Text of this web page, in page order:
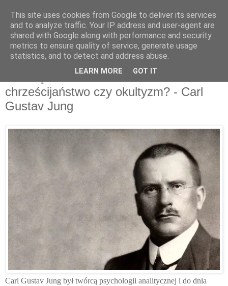
piątek, listopada 21, 2014
Wewnętrzne uzdrawianie -
chrześcijaństwo czy okultyzm? - Carl
Gustav Jung
Carl Gustav Jung był twórcą psychologii analitycznej i do dnia
This site uses cookies from Google to deliver its services
and to analyze traffic. Your IP address and user-agent are
shared with Google along with performance and security
metrics to ensure quality of service, generate usage
statistics, and to detect and address abuse.
LEARN MORE GOT IT